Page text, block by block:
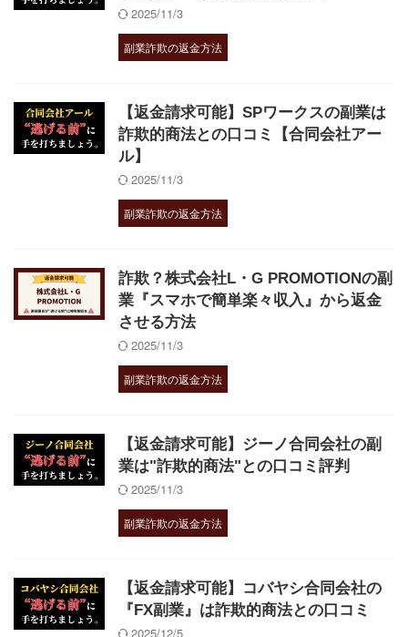
2025/11/3
副業詐欺の返金方法
【返金請求可能】SPワークスの副業は
詐欺的商法との口コミ【合同会社アー
ル】
2025/11/3
副業詐欺の返金方法
詐欺？株式会社L・G PROMOTIONの副
業『スマホで簡単楽々収入』から返金
させる方法
2025/11/3
副業詐欺の返金方法
【返金請求可能】ジーノ合同会社の副
業は"詐欺的商法"との口コミ評判
2025/11/3
副業詐欺の返金方法
【返金請求可能】コバヤシ合同会社の
『FX副業』は詐欺的商法との口コミ
2025/12/5